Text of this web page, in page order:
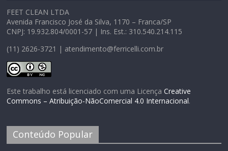
FEET CLEAN LTDA
Avenida Francisco José da Silva, 1170 – Franca/SP
CNPJ: 19.932.804/0001-57 | Ins. Est.: 310.540.214.115
(11) 2626-3721 | atendimento@ferricelli.com.br
Este trabalho está licenciado com uma LicençaCreative
Commons – Atribuição-NãoComercial 4.0 Internacional.
Conteúdo Popular